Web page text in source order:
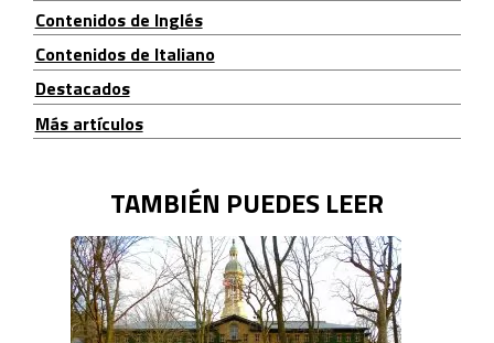
Contenidos de Inglés
Contenidos de Italiano
Destacados
Más artículos
TAMBIÉN PUEDES LEER